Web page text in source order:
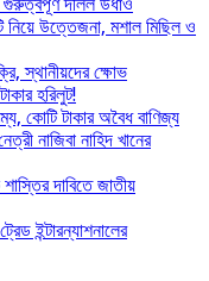
নিয়ে উত্তেজনা, মশাল মিছিল ও
স্থানীয়দের ক্ষোভ
হরিলুট!
কোটি টাকার অবৈধ বাণিজ্য
নাজিবা নাহিদ খানের
দাবিতে জাতীয়
ইন্টারন্যাশনালের